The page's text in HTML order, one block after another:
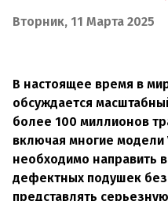
Вторник, 11 Марта 2025
В настоящее время в
обсуждается
более 100 миллионов
включая многие модели
необходимо направить
дефектных подушек
представлять